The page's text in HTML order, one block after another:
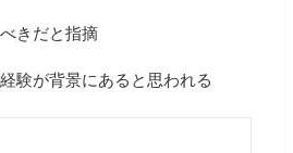
きだと指摘
験が背景にあると思われる